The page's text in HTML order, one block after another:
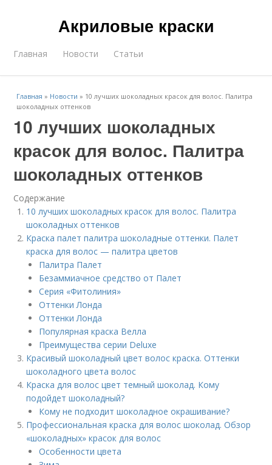
Акриловые краски
Главная Новости Статьи
Главная » Новости » 10 лучших шоколадных красок для волос. Палитра
шоколадных оттенков
10 лучших шоколадных
красок для волос. Палитра
шоколадных оттенков
Содержание
10 лучших шоколадных красок для волос. Палитра
шоколадных оттенков
Краска палет палитра шоколадные оттенки. Палет
краска для волос — палитра цветов
Палитра Палет
Безаммиачное средство от Палет
Серия «Фитолиния»
Оттенки Лонда
Оттенки Лонда
Популярная краска Велла
Преимущества серии Deluxe
Красивый шоколадный цвет волос краска. Оттенки
шоколадного цвета волос
Краска для волос цвет темный шоколад. Кому
подойдет шоколадный?
Кому не подходит шоколадное окрашивание?
Профессиональная краска для волос шоколад. Обзор
«шоколадных» красок для волос
Особенности цвета